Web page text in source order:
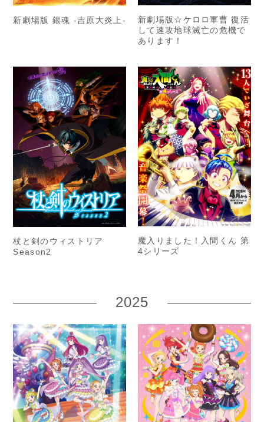
新劇場版 銀魂 -吉原大炎上-
新劇場版☆ケロロ軍曹 復活
して速攻地球滅亡の危機で
あります！
杖と剣のウィストリア
Season2
魔入りました！入間くん 第
4シリーズ
2025